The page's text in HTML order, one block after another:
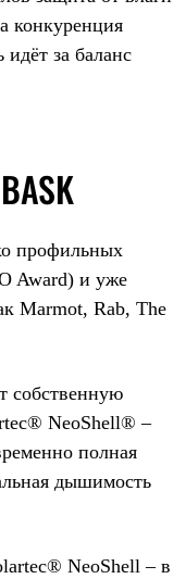
конкуренция
за баланс
профильных
Award) и уже
Marmot, Rab, The
собственную
NeoShell® –
полная
дышимость
NeoShell – в